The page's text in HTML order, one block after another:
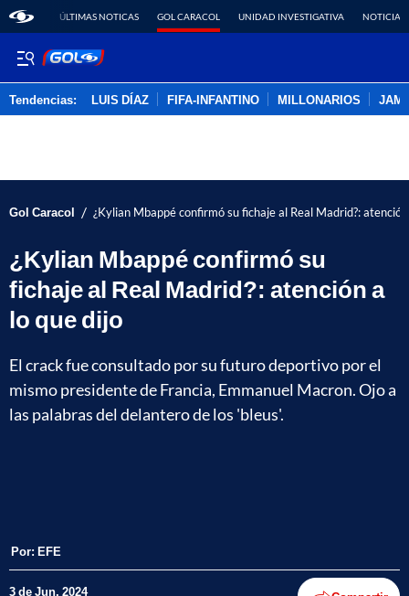
ÚLTIMAS NOTICAS GOL CARACOL UNIDAD INVESTIGATIVA NOTICIAS
Tendencias: LUIS DÍAZ FIFA-INFANTINO MILLONARIOS
Gol Caracol / ¿Kylian Mbappé confirmó su fichaje al Real Madrid?:
¿Kylian Mbappé confirmó su
fichaje al Real Madrid?: atención a
lo que dijo
El crack fue consultado por su futuro deportivo por el
mismo presidente de Francia, Emmanuel Macron. Ojo a
las palabras del delantero de los 'bleus'.
Por: EFE
3 de Jun, 2024